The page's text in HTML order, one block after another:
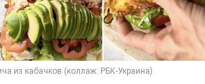
из кабачков (коллаж: РБК-Украина)